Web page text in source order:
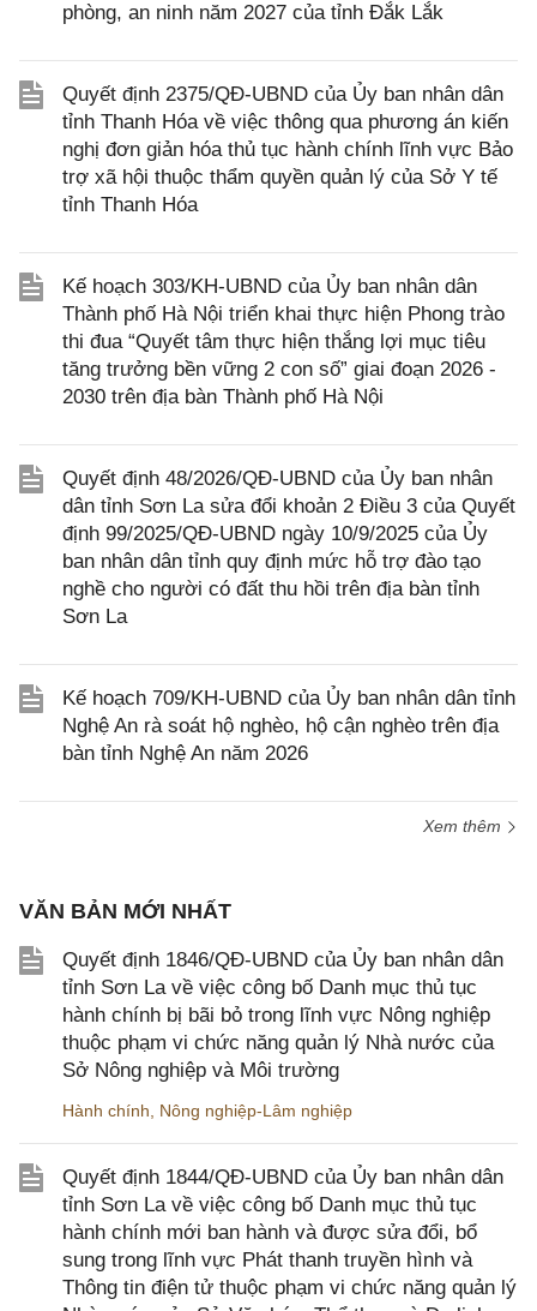
phòng, an ninh năm 2027 của tỉnh Đắk Lắk
Quyết định 2375/QĐ-UBND của Ủy ban nhân dân
tỉnh Thanh Hóa về việc thông qua phương án kiến
nghị đơn giản hóa thủ tục hành chính lĩnh vực Bảo
trợ xã hội thuộc thẩm quyền quản lý của Sở Y tế
tỉnh Thanh Hóa
Kế hoạch 303/KH-UBND của Ủy ban nhân dân
Thành phố Hà Nội triển khai thực hiện Phong trào
thi đua “Quyết tâm thực hiện thắng lợi mục tiêu
tăng trưởng bền vững 2 con số” giai đoạn 2026 -
2030 trên địa bàn Thành phố Hà Nội
Quyết định 48/2026/QĐ-UBND của Ủy ban nhân
dân tỉnh Sơn La sửa đổi khoản 2 Điều 3 của Quyết
định 99/2025/QĐ-UBND ngày 10/9/2025 của Ủy
ban nhân dân tỉnh quy định mức hỗ trợ đào tạo
nghề cho người có đất thu hồi trên địa bàn tỉnh
Sơn La
Kế hoạch 709/KH-UBND của Ủy ban nhân dân tỉnh
Nghệ An rà soát hộ nghèo, hộ cận nghèo trên địa
bàn tỉnh Nghệ An năm 2026
Xem thêm
VĂN BẢN MỚI NHẤT
Quyết định 1846/QĐ-UBND của Ủy ban nhân dân
tỉnh Sơn La về việc công bố Danh mục thủ tục
hành chính bị bãi bỏ trong lĩnh vực Nông nghiệp
thuộc phạm vi chức năng quản lý Nhà nước của
Sở Nông nghiệp và Môi trường
Hành chính Nông nghiệp-Lâm nghiệp
Quyết định 1844/QĐ-UBND của Ủy ban nhân dân
tỉnh Sơn La về việc công bố Danh mục thủ tục
hành chính mới ban hành và được sửa đổi, bổ
sung trong lĩnh vực Phát thanh truyền hình và
Thông tin điện tử thuộc phạm vi chức năng quản lý